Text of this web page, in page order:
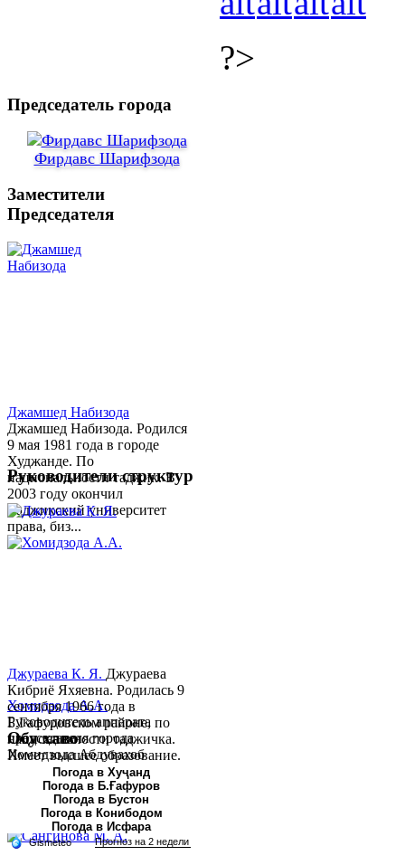
?>
Председатель города
Фирдавс Шарифзода
Заместители
Председателя
Джамшед Набизода
Джамшед Набизода. Родился
9 мая 1981 года в городе
Худжанде. По
национальности таджик. В
2003 году окончил
Таджикский университет
права, биз...
Хомидзода А.А.
Руководитель аппарата
председателя города
Хомидзода Абдувахоб
Абдумаджид родился 8
июня 1978 года в городе
Худжанде. По
национальности...
Руководители структур
Джураева К. Я. Джураева
Кибриё Яхяевна. Родилась 9
сентября 1966 года в
Б.Гафуровском районе, по
национальности таджичка.
Имеет высшее образование.
В 1997 ...
Обу хаво
Погода в Хуҷанд
Погода в Б.Ғафуров
Погода в Бустон
Погода в Конибодом
Погода в Исфара